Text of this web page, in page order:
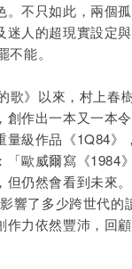
不只如此，兩個
人的超現實設定
能。
歌》以來，村上春
創作出一本又一本
量級作品《1Q84》
歐威爾寫《1984
仍然會看到未來
響了多少跨世代的
力依然豐沛，回